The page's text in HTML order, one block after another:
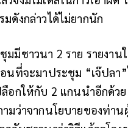
ดังกล่าวได้ไม่ยากนัก
มมีชาวนา 2 ราย รายงาน
นที่จะมาประชุม “เจ๊ปลา
ลือกให้กับ 2 แกนนำอีกด้ว
ามว่าจากนโยบายของท่า